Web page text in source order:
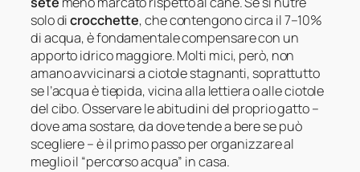
solo dicrocchette, che contengono circa il 7–10%
di acqua, è fondamentale compensare con un
apporto idrico maggiore. Molti mici, però, non
amano avvicinarsi a ciotole stagnanti, soprattutto
se l’acqua è tiepida, vicina alla lettiera o alle ciotole
del cibo. Osservare le abitudini del proprio gatto –
dove ama sostare, da dove tende a bere se può
scegliere – è il primo passo per organizzare al
meglio il “percorso acqua” in casa.